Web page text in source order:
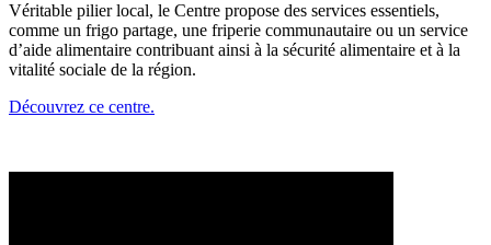
Véritable pilier local, le Centre propose des services essentiels,
comme un frigo partage, une friperie communautaire ou un service
d’aide alimentaire contribuant ainsi à la sécurité alimentaire et à la
vitalité sociale de la région.
Découvrez ce centre.